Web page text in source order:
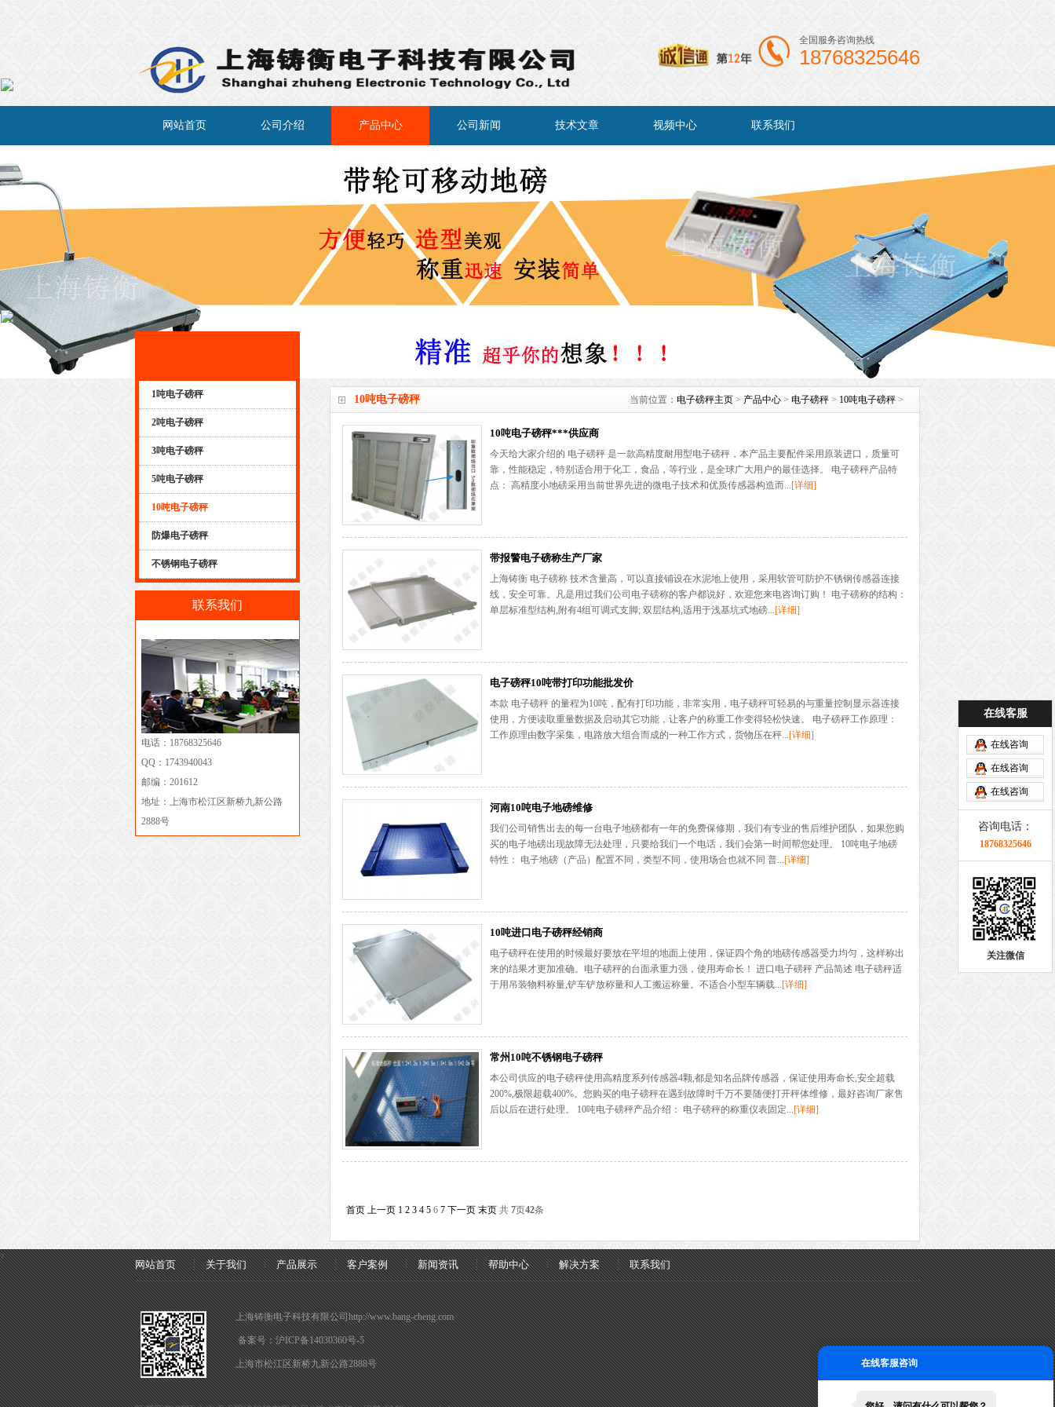
全国服务咨询热线
18768325646
网站首页 公司介绍 产品中心 公司新闻 技术文章 视频中心 联系我们
10吨电子磅秤 当前位置： 电子磅秤主页 > 产品中心 > 电子磅秤 > 10吨电子磅秤 >
10吨电子磅秤***供应商
今天给大家介绍的 电子磅秤 是一款高精度耐用型电子磅秤，本产品主要配件采用原装进口，质量可
靠，性能稳定，特别适合用于化工，食品，等行业，是全球广大用户的最佳选择。 电子磅秤产品特
点： 高精度小地磅采用当前世界先进的微电子技术和优质传感器构造而...[详细]
带报警电子磅称生产厂家
上海铸衡 电子磅称 技术含量高，可以直接铺设在水泥地上使用，采用软管可防护不锈钢传感器连接
线，安全可靠。凡是用过我们公司电子磅称的客户都说好，欢迎您来电咨询订购！ 电子磅称的结构：
单层标准型结构,附有4组可调式支脚; 双层结构,适用于浅基坑式地磅...[详细]
电子磅秤10吨带打印功能批发价
本款 电子磅秤 的量程为10吨，配有打印功能，非常实用，电子磅秤可轻易的与重量控制显示器连接
使用，方便读取重量数据及启动其它功能，让客户的称重工作变得轻松快速。 电子磅秤工作原理：
工作原理由数字采集，电路放大组合而成的一种工作方式，货物压在秤...[详细]
河南10吨电子地磅维修
我们公司销售出去的每一台电子地磅都有一年的免费保修期，我们有专业的售后维护团队，如果您购
买的电子地磅出现故障无法处理，只要给我们一个电话，我们会第一时间帮您处理。 10吨电子地磅
特性： 电子地磅（产品）配置不同，类型不同，使用场合也就不同 普...[详细]
10吨进口电子磅秤经销商
电子磅秤在使用的时候最好要放在平坦的地面上使用，保证四个角的地磅传感器受力均匀，这样称出
来的结果才更加准确。电子磅秤的台面承重力强，使用寿命长！ 进口电子磅秤 产品简述 电子磅秤适
于用吊装物料称量,铲车铲放称量和人工搬运称量。不适合小型车辆载...[详细]
常州10吨不锈钢电子磅秤
本公司供应的电子磅秤使用高精度系列传感器4颗,都是知名品牌传感器，保证使用寿命长,安全超载
200%,极限超载400%。您购买的电子磅秤在遇到故障时千万不要随便打开秤体维修，最好咨询厂家售
后以后在进行处理。 10吨电子磅秤产品介绍： 电子磅秤的称重仪表固定...[详细]
首页 上一页 1 2 3 4 5 6 7 下一页 末页 共 7页42条
1吨电子磅秤
2吨电子磅秤
3吨电子磅秤
5吨电子磅秤
10吨电子磅秤
防爆电子磅秤
不锈钢电子磅秤
联系我们
电话：18768325646
QQ：1743940043
邮编：201612
地址：上海市松江区新桥九新公路
2888号
?
网站首页 关于我们 产品展示 客户案例 新闻资讯 帮助中心 解决方案 联系我们
上海铸衡电子科技有限公司http://www.bang-cheng.com
备案号：沪ICP备14030360号-5
上海市松江区新桥九新公路2888号
在线客服
在线咨询
在线咨询
在线咨询
咨询电话：
18768325646
关注微信
在线客服咨询
×